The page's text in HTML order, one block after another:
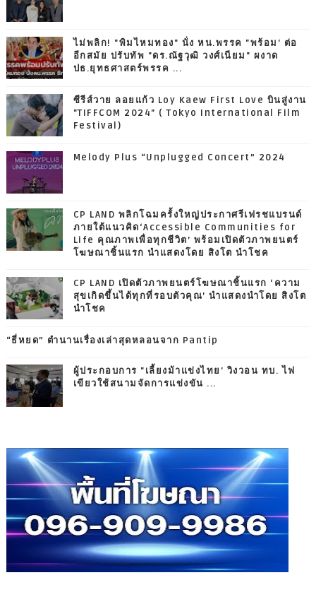
ไม่พลิก! "พิมไหมทอง" นั่ง หน.พรรค "พร้อม' ต่อ
อีกสมัย ปรับทัพ "ดร.ณัฐวุฒิ วงศ์เนียม" ผงาด
ปธ.ยุทธศาสตร์พรรค ...
ซีรีส์วาย ลอยแก้ว Loy Kaew First Love บินสู่งาน
"TIFFCOM 2024" ( Tokyo International Film
Festival)
Melody Plus “Unplugged Concert” 2024
CP LAND พลิกโฉมครั้งใหญ่ประกาศรีเฟรชแบรนด์
ภายใต้แนวคิด‘Accessible Communities for
Life คุณภาพเพื่อทุกชีวิต’ พร้อมเปิดตัวภาพยนตร์
โฆษณาชิ้นแรก นำแสดงโดย สิงโต นำโชค
CP LAND เปิดตัวภาพยนตร์โฆษณาชิ้นแรก ‘ความ
สุขเกิดขึ้นได้ทุกที่รอบตัวคุณ’ นำแสดงนำโดย สิงโต
นำโชค
“ธี่หยด” ตำนานเรื่องเล่าสุดหลอนจาก Pantip
ผู้ประกอบการ "เลี้ยงม้าแข่งไทย' วิงวอน ทบ. ไฟ
เขียวใช้สนามจัดการแข่งขัน ...